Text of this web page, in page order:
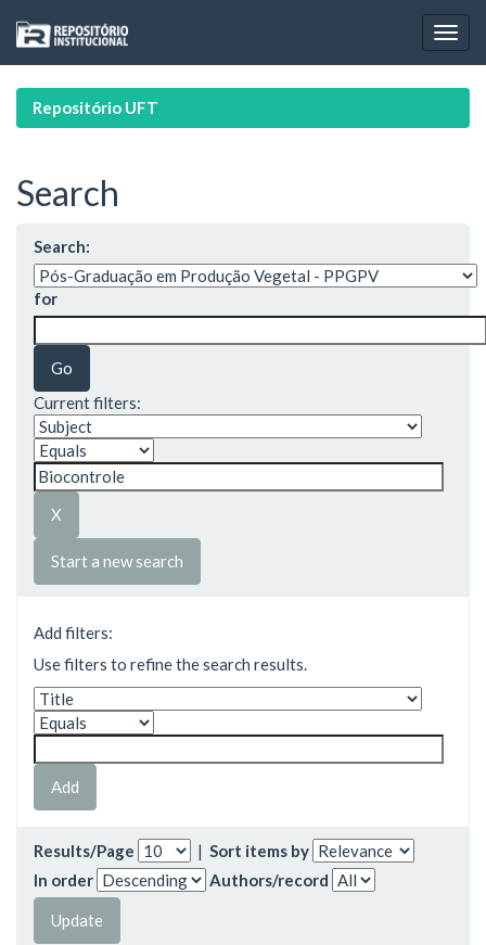
navigation
Repositório UFT
Search
Search:
for
Current filters:
Start a new search
Add filters:
Use filters to refine the search results.
Results/Page | Sort items by
In order
Authors/record